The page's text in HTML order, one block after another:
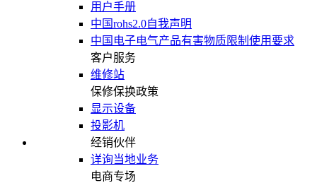
用户手册
中国rohs2.0自我声明
中国电子电气产品有害物质限制使用要求
客户服务
维修站
保修保换政策
显示设备
投影机
经销伙伴
详询当地业务
电商专场